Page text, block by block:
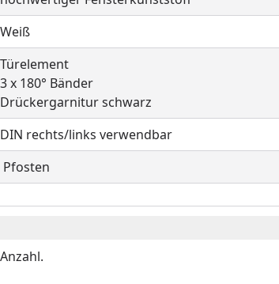
Weiß
Türelement
3 x 180° Bänder
Drückergarnitur schwarz
DIN rechts/links verwendbar
Pfosten